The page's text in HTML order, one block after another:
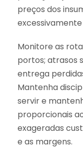
preços dos
Monitore as
portos; atrasos
entrega
Mantenha
servir e
proporcionais
exageradas
e as margens.